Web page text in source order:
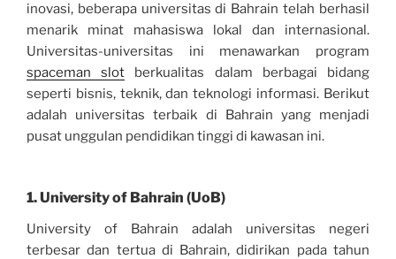
inovasi, beberapa universitas di Bahrain telah berhasil
menarik minat mahasiswa lokal dan internasional.
Universitas-universitas ini menawarkan program
spaceman slot berkualitas dalam berbagai bidang
seperti bisnis, teknik, dan teknologi informasi. Berikut
adalah universitas terbaik di Bahrain yang menjadi
pusat unggulan pendidikan tinggi di kawasan ini.
1.University of Bahrain (UoB)
University of Bahrain adalah universitas negeri
terbesar dan tertua di Bahrain, didirikan pada tahun